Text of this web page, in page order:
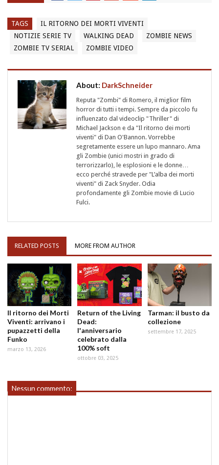
TAGS
IL RITORNO DEI MORTI VIVENTI
NOTIZIE SERIE TV
WALKING DEAD
ZOMBIE NEWS
ZOMBIE TV SERIAL
ZOMBIE VIDEO
About: DarkSchneider
Reputa "Zombi" di Romero, il miglior film
horror di tutti i tempi. Sempre da piccolo fu
influenzato dal videoclip "Thriller" di
Michael Jackson e da "Il ritorno dei morti
viventi" di Dan O'Bannon. Vorrebbe
segretamente essere un lupo mannaro. Ama
gli Zombie (unici mostri in grado di
terrorizzarlo), le esplosioni e le donne…
ecco perché stravede per "L’alba dei morti
viventi" di Zack Snyder. Odia
profondamente gli Zombie movie di Lucio
Fulci.
RELATED POSTS MORE FROM AUTHOR
Il ritorno dei Morti
Viventi: arrivano i
pupazzetti della
Funko
marzo 13, 2026
Return of the Living
Dead:
l'anniversario
celebrato dalla
100% soft
ottobre 03, 2025
Tarman: il busto da
collezione
settembre 17, 2025
Nessun commento: